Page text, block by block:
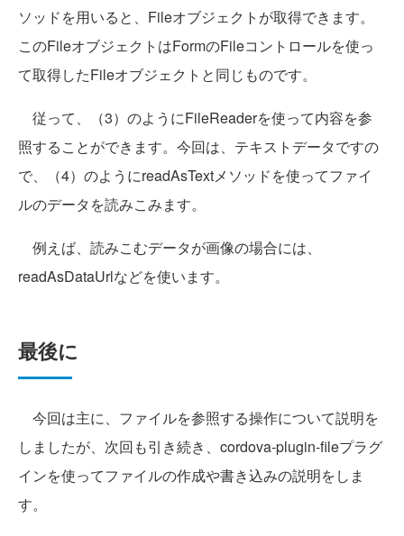
ソッドを用いると、Fileオブジェクトが取得できます。
このFileオブジェクトはFormのFileコントロールを使っ
て取得したFileオブジェクトと同じものです。
従って、（3）のようにFileReaderを使って内容を参
照することができます。今回は、テキストデータですの
で、（4）のようにreadAsTextメソッドを使ってファイ
ルのデータを読みこみます。
例えば、読みこむデータが画像の場合には、
readAsDataUrlなどを使います。
最後に
今回は主に、ファイルを参照する操作について説明を
しましたが、次回も引き続き、cordova-plugin-fileプラグ
インを使ってファイルの作成や書き込みの説明をしま
す。